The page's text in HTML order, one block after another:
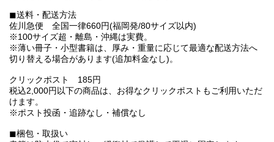
◼︎送料・配送方法
佐川急便 全国一律660円(福岡発/80サイズ以内)
※100サイズ超・離島・沖縄は実費。
※薄い冊子・小型書籍は、厚み・重量に応じて最適な配送方法へ
切り替える場合があります(追加料金なし)。
クリックポスト 185円
税込2,000円以下の商品は、お得なクリックポストもご利用いただ
けます。
※ポスト投函・追跡なし・補償なし
◼︎梱包・取扱い